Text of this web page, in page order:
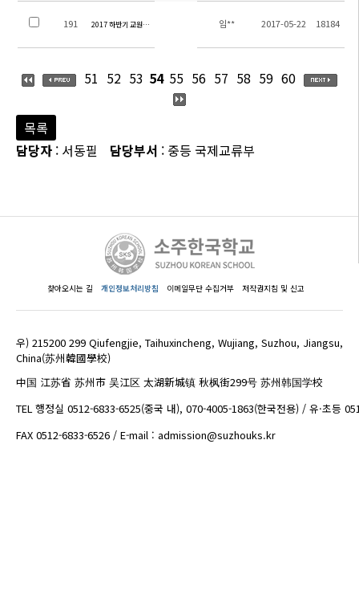
191 2017 하반기 교원선발 공고(2차 접수기간 연장)임** 2017-05-22 18184
51 52 53 54 55 56 57 58 59 60
목록
담당자 : 서동필 담당부서 : 중등 국제교류부
찾아오시는 길 개인정보처리방침 이메일무단 수집거부 저작권지침 및 신고
우) 215200 299 Qiufengjie, Taihuxincheng, Wujiang, Suzhou, Jiangsu,
China(苏州韓國學校)
中国 江苏省 苏州市 吴江区 太湖新城镇 秋枫街299号 苏州韩国学校
TEL 행정실 0512-6833-6525(중국 내), 070-4005-1863(한국전용) / 유·초등
FAX 0512-6833-6526 / E-mail : admission@suzhouks.kr